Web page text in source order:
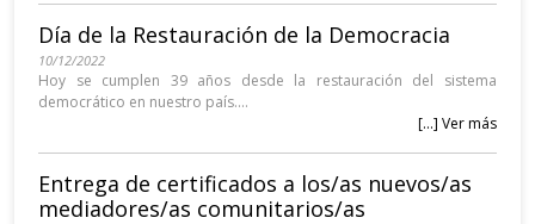
Día de la Restauración de la Democracia
10/12/2022
Hoy se cumplen 39 años desde la restauración del sistema
democrático en nuestro país....
[...] Ver más
Entrega de certificados a los/as nuevos/as
mediadores/as comunitarios/as